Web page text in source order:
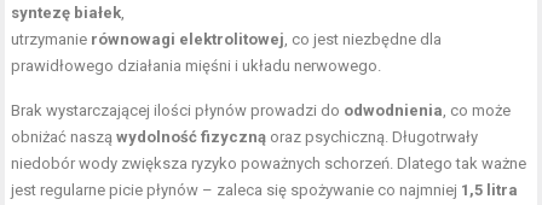
syntezę białek
utrzymanie równowagi elektrolitowej , co jest niezbędne dla
prawidłowego działania mięśni i układu nerwowego.
Brak wystarczającej ilości płynów prowadzi do odwodnienia , co może
obniżać nasząwydolność fizyczną oraz psychiczną. Długotrwały
niedobór wody zwiększa ryzyko poważnych schorzeń. Dlatego tak ważne
jest regularne picie płynów – zaleca się spożywanie co najmniej 1,5 litra